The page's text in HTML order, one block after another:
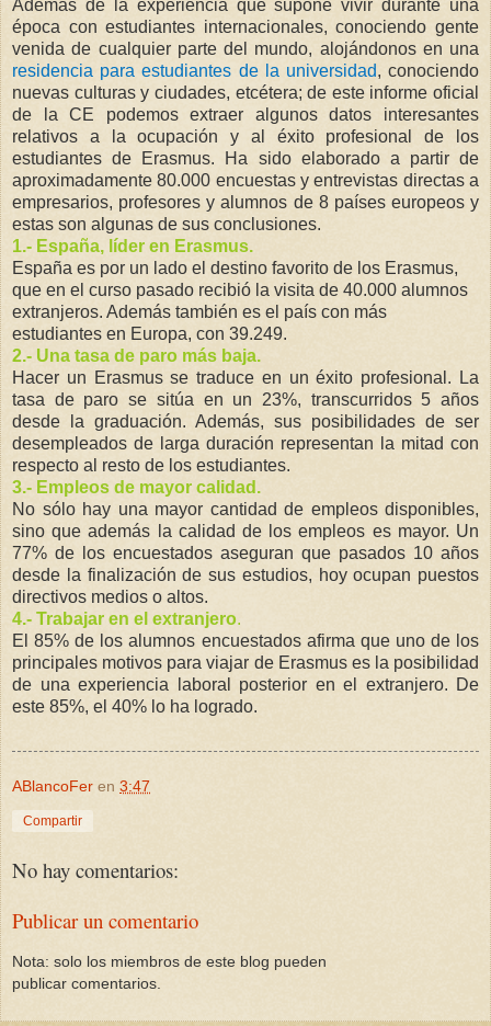
Además de la experiencia que supone vivir durante una
época con estudiantes internacionales, conociendo gente
venida de cualquier parte del mundo, alojándonos en una
residencia para estudiantes de la universidad, conociendo
nuevas culturas y ciudades, etcétera; de este informe oficial
de la CE podemos extraer algunos datos interesantes
relativos a la ocupación y al éxito profesional de los
estudiantes de Erasmus. Ha sido elaborado a partir de
aproximadamente 80.000 encuestas y entrevistas directas a
empresarios, profesores y alumnos de 8 países europeos y
estas son algunas de sus conclusiones.
1.- España, líder en Erasmus.
España es por un lado el destino favorito de los Erasmus,
que en el curso pasado recibió la visita de 40.000 alumnos
extranjeros. Además también es el país con más
estudiantes en Europa, con 39.249.
2.- Una tasa de paro más baja.
Hacer un Erasmus se traduce en un éxito profesional. La
tasa de paro se sitúa en un 23%, transcurridos 5 años
desde la graduación. Además, sus posibilidades de ser
desempleados de larga duración representan la mitad con
respecto al resto de los estudiantes.
3.- Empleos de mayor calidad.
No sólo hay una mayor cantidad de empleos disponibles,
sino que además la calidad de los empleos es mayor. Un
77% de los encuestados aseguran que pasados 10 años
desde la finalización de sus estudios, hoy ocupan puestos
directivos medios o altos.
4.- Trabajar en el extranjero.
El 85% de los alumnos encuestados afirma que uno de los
principales motivos para viajar de Erasmus es la posibilidad
de una experiencia laboral posterior en el extranjero. De
este 85%, el 40% lo ha logrado.
ABlancoFer en 3:47
Compartir
No hay comentarios:
Publicar un comentario
Nota: solo los miembros de este blog pueden
publicar comentarios.